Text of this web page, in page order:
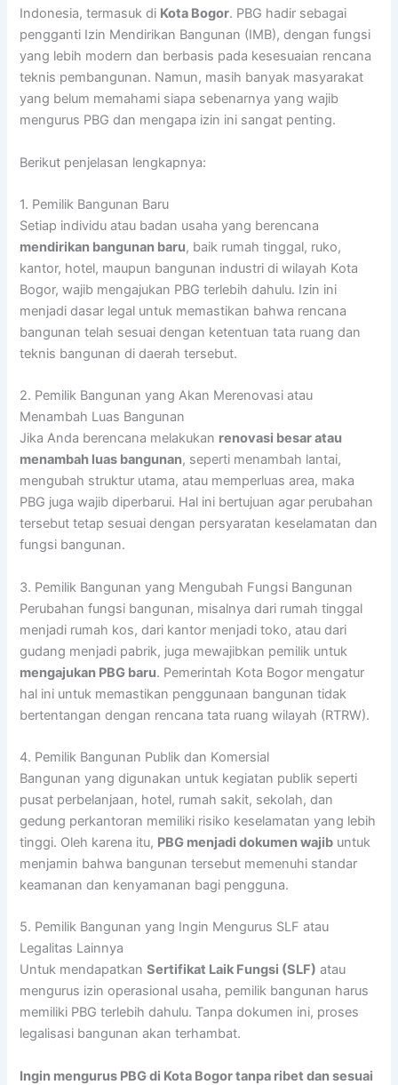
Indonesia, termasuk di Kota Bogor. PBG hadir sebagai
pengganti Izin Mendirikan Bangunan (IMB), dengan fungsi
yang lebih modern dan berbasis pada kesesuaian rencana
teknis pembangunan. Namun, masih banyak masyarakat
yang belum memahami siapa sebenarnya yang wajib
mengurus PBG dan mengapa izin ini sangat penting.
Berikut penjelasan lengkapnya:
1. Pemilik Bangunan Baru
Setiap individu atau badan usaha yang berencana
mendirikan bangunan baru, baik rumah tinggal, ruko,
kantor, hotel, maupun bangunan industri di wilayah Kota
Bogor, wajib mengajukan PBG terlebih dahulu. Izin ini
menjadi dasar legal untuk memastikan bahwa rencana
bangunan telah sesuai dengan ketentuan tata ruang dan
teknis bangunan di daerah tersebut.
2. Pemilik Bangunan yang Akan Merenovasi atau
Menambah Luas Bangunan
Jika Anda berencana melakukan renovasi besar atau
menambah luas bangunan, seperti menambah lantai,
mengubah struktur utama, atau memperluas area, maka
PBG juga wajib diperbarui. Hal ini bertujuan agar perubahan
tersebut tetap sesuai dengan persyaratan keselamatan dan
fungsi bangunan.
3. Pemilik Bangunan yang Mengubah Fungsi Bangunan
Perubahan fungsi bangunan, misalnya dari rumah tinggal
menjadi rumah kos, dari kantor menjadi toko, atau dari
gudang menjadi pabrik, juga mewajibkan pemilik untuk
mengajukan PBG baru. Pemerintah Kota Bogor mengatur
hal ini untuk memastikan penggunaan bangunan tidak
bertentangan dengan rencana tata ruang wilayah (RTRW).
4. Pemilik Bangunan Publik dan Komersial
Bangunan yang digunakan untuk kegiatan publik seperti
pusat perbelanjaan, hotel, rumah sakit, sekolah, dan
gedung perkantoran memiliki risiko keselamatan yang lebih
tinggi. Oleh karena itu, PBG menjadi dokumen wajib untuk
menjamin bahwa bangunan tersebut memenuhi standar
keamanan dan kenyamanan bagi pengguna.
5. Pemilik Bangunan yang Ingin Mengurus SLF atau
Legalitas Lainnya
Untuk mendapatkanSertifikat Laik Fungsi (SLF) atau
mengurus izin operasional usaha, pemilik bangunan harus
memiliki PBG terlebih dahulu. Tanpa dokumen ini, proses
legalisasi bangunan akan terhambat.
Ingin mengurus PBG di Kota Bogor tanpa ribet dan sesuai